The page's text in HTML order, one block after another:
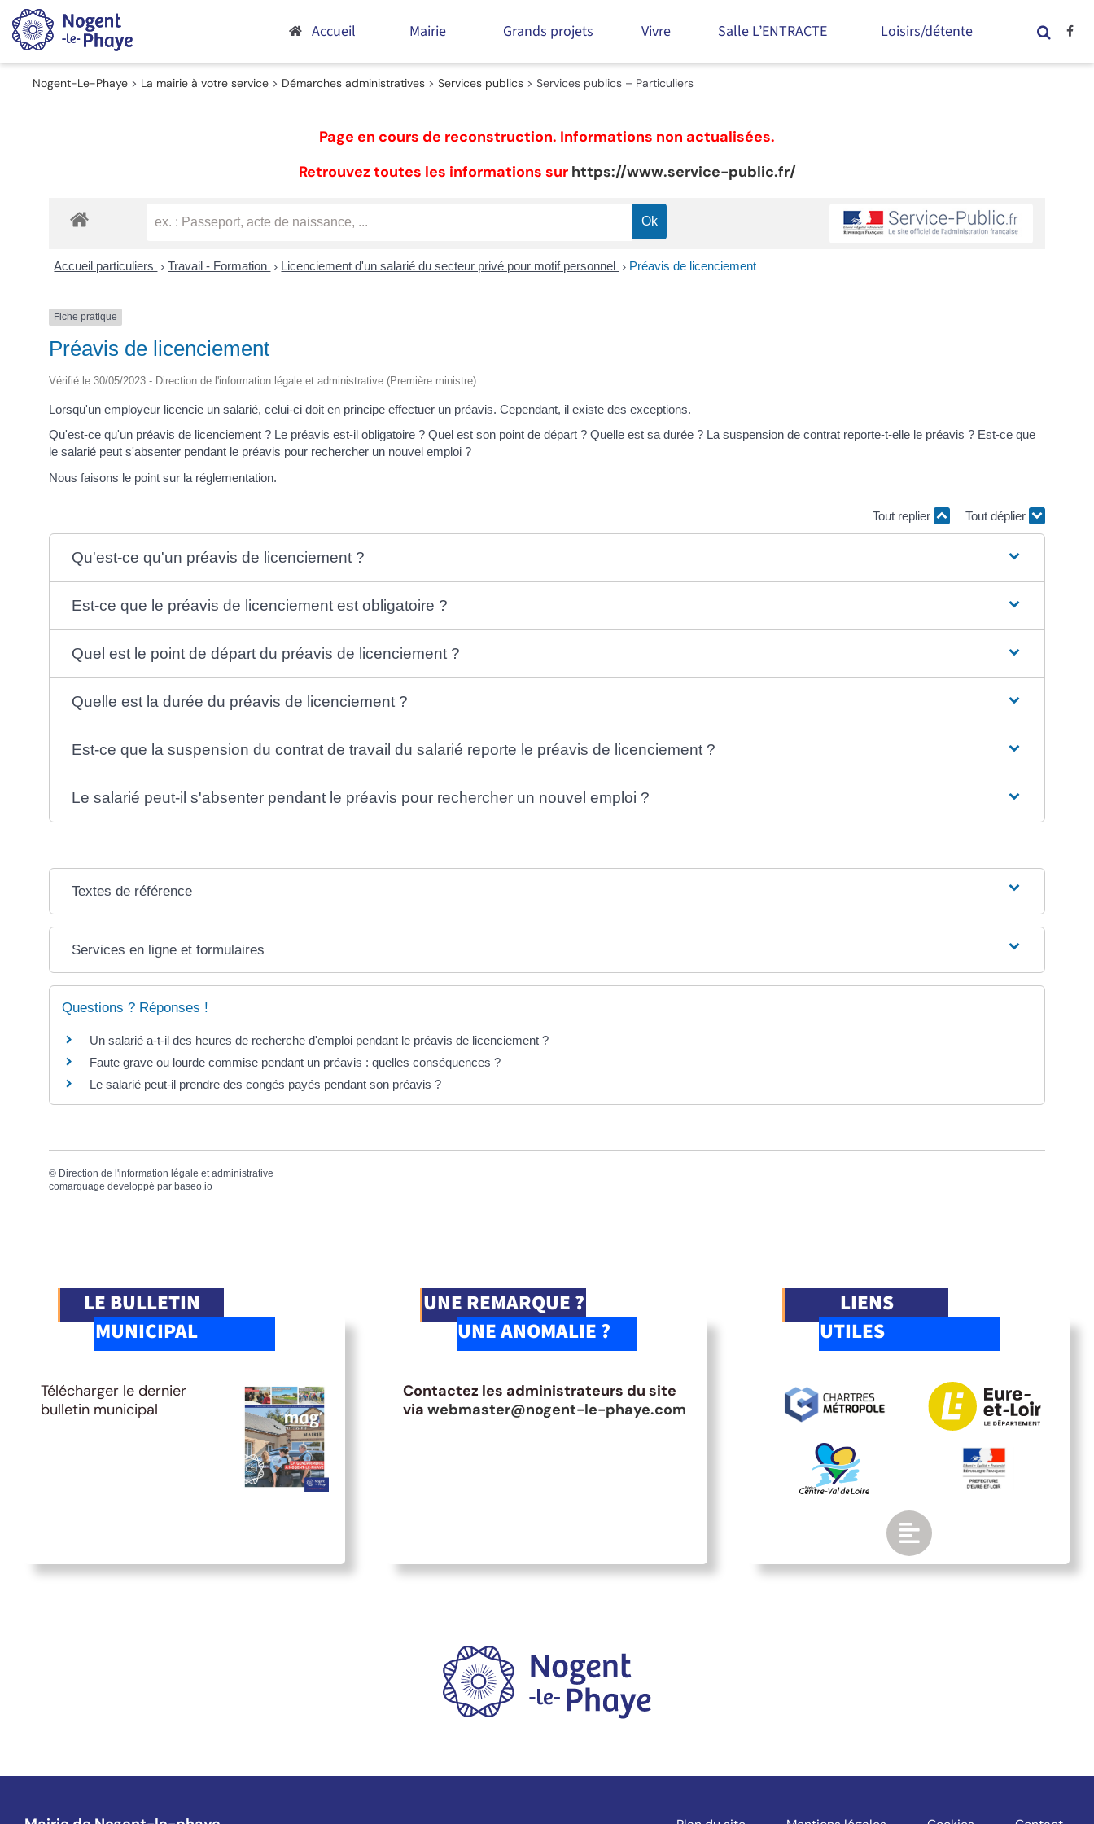
Passer
au
contenu
Accueil Mairie Grands projets Vivre Salle L’ENTRACTE Loisirs/détente
Nogent-Le-Phaye > La mairie à votre service > Démarches administratives > Services publics > Services publics – Particuliers
Page en cours de reconstruction. Informations non actualisées.
Retrouvez toutes les informations sur https://www.service-public.fr/
Accueil particuliers > Travail - Formation > Licenciement d'un salarié du secteur privé pour motif personnel > Préavis de licenciement
Fiche pratique
Préavis de licenciement
Vérifié le 30/05/2023 - Direction de l'information légale et administrative (Première ministre)
Lorsqu'un employeur licencie un salarié, celui-ci doit en principe effectuer un préavis. Cependant, il existe des exceptions.
Qu'est-ce qu'un préavis de licenciement ? Le préavis est-il obligatoire ? Quel est son point de départ ? Quelle est sa durée ? La suspension de contrat reporte-t-elle le préavis ? Est-ce que
le salarié peut s'absenter pendant le préavis pour rechercher un nouvel emploi ?
Nous faisons le point sur la réglementation.
Tout replier Tout déplier
Qu'est-ce qu'un préavis de licenciement ?
Est-ce que le préavis de licenciement est obligatoire ?
Quel est le point de départ du préavis de licenciement ?
Quelle est la durée du préavis de licenciement ?
Est-ce que la suspension du contrat de travail du salarié reporte le préavis de licenciement ?
Le salarié peut-il s'absenter pendant le préavis pour rechercher un nouvel emploi ?
Textes de référence
Services en ligne et formulaires
Questions ? Réponses !
Un salarié a-t-il des heures de recherche d'emploi pendant le préavis de licenciement ?
Faute grave ou lourde commise pendant un préavis : quelles conséquences ?
Le salarié peut-il prendre des congés payés pendant son préavis ?
© Direction de l'information légale et administrative
comarquage developpé par baseo.io
LE BULLETIN
MUNICIPAL
Télécharger le dernier
bulletin municipal
UNE REMARQUE ?
UNE ANOMALIE ?
Contactez les administrateurs du site
viawebmaster@nogent-le-phaye.com
LIENS
UTILES